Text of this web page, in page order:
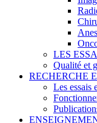
LES
Qualité et
RECHERCHE
Les essais